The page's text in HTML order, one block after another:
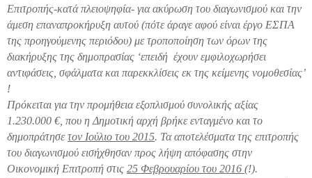
Επιτροπής-κατά πλειοψηφία- για ακύρωση του διαγωνισμού και την
άμεση επαναπροκήρυξη αυτού (πότε άραγε αφού είναι έργο ΕΣΠΑ
της προηγούμενης περιόδου) με τροποποίηση των όρων της
διακήρυξης της δημοπρασίας ‘επειδή έχουν εμφιλοχωρήσει
αντιφάσεις, σφάλματα και παρεκκλίσεις εκ της κείμενης νομοθεσίας’
!
Πρόκειται για την προμήθεια εξοπλισμού συνολικής αξίας
1.230.000 €, που η Δημοτική αρχή βρήκε ενταγμένο και το
δημοπράτησετον Ιούλιο του 2015. Τα αποτελέσματα της επιτροπής
του διαγωνισμού εισήχθησαν προς λήψη απόφασης στην
Οικονομική Επιτροπή στις 25 Φεβρουαρίου του 2016 (!).